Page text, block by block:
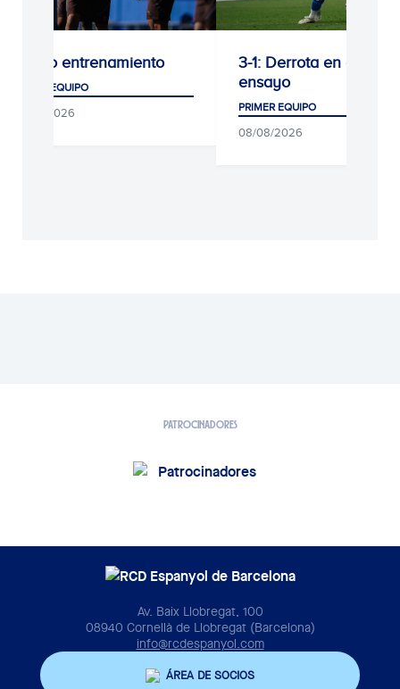
Último entrenamiento
PRIMER EQUIPO
09/08/2026
3-1: Derrota en el
ensayo
PRIMER EQUIPO
08/08/2026
PATROCINADORES
Av. Baix Llobregat, 100
08940 Cornellà de Llobregat (Barcelona)
info@rcdespanyol.com
ÁREA DE SOCIOS